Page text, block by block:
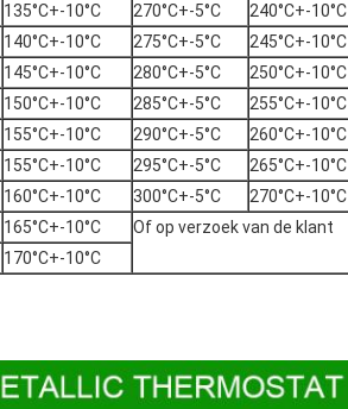
135°C+-10°C 270°C+-5°C
240°C+-10°C
140°C+-10°C 275°C+-5°C
245°C+-10°C
145°C+-10°C 280°C+-5°C
250°C+-10°C
150°C+-10°C 285°C+-5°C
255°C+-10°C
155°C+-10°C 290°C+-5°C
260°C+-10°C
155°C+-10°C 295°C+-5°C
265°C+-10°C
160°C+-10°C 300°C+-5°C
270°C+-10°C
165°C+-10°C
Of op verzoek van de klant
170°C+-10°C